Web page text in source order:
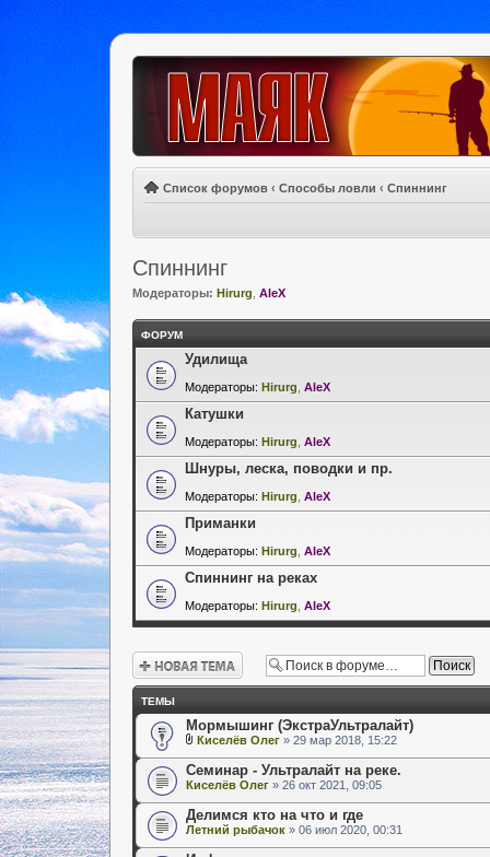
Список форумов ‹ Способы ловли ‹ Спиннинг
Спиннинг
Модераторы: Hirurg AleX
ФОРУМ
Удилища
Модераторы: Hirurg AleX
Катушки
Модераторы: Hirurg AleX
Шнуры, леска, поводки и пр.
Модераторы: Hirurg AleX
Приманки
Модераторы: Hirurg AleX
Спиннинг на реках
Модераторы: Hirurg AleX
Новая тема
ТЕМЫ
Мормышинг (ЭкстраУльтралайт)
Киселёв Олег » 29 мар 2018, 15:22
Семинар - Ультралайт на реке.
Киселёв Олег » 26 окт 2021, 09:05
Делимся кто на что и где
Летний рыбачок » 06 июл 2020, 00:31